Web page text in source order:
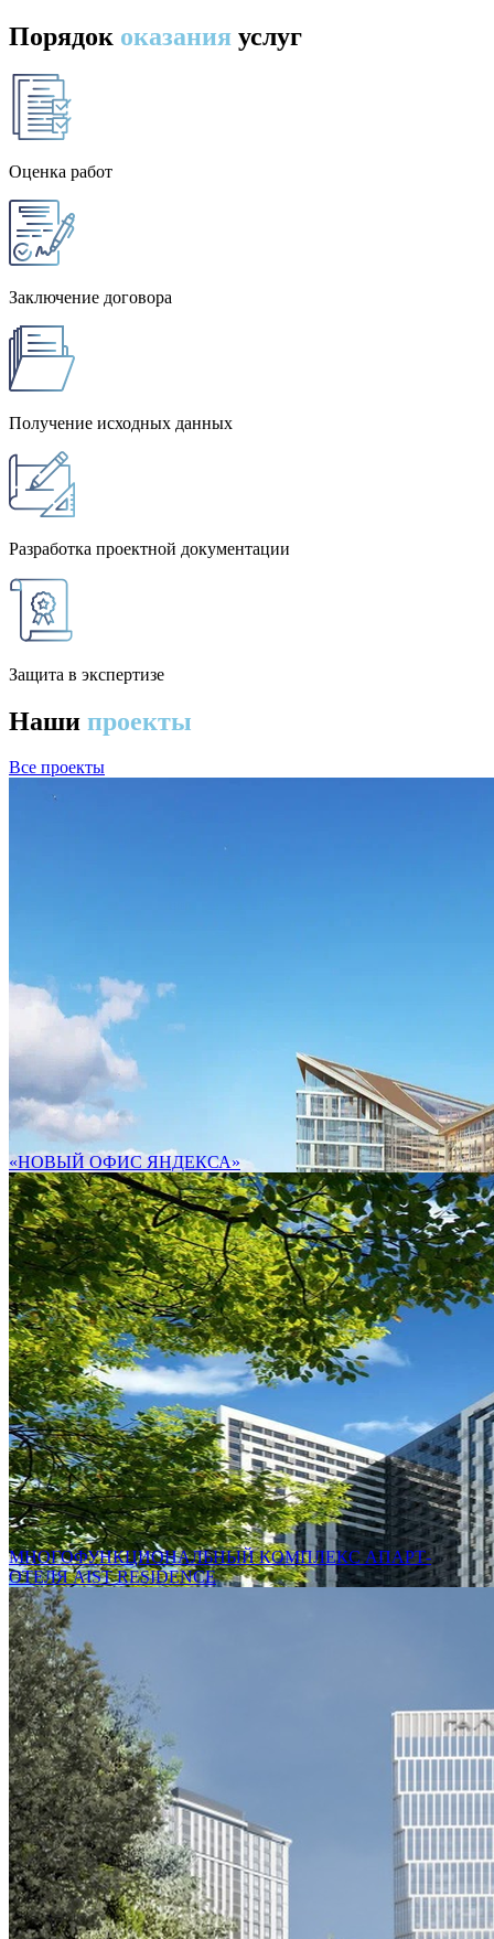
Порядок оказания услуг
Оценка работ
Заключение договора
Получение исходных данных
Разработка проектной документации
Защита в экспертизе
Наши проекты
Все проекты
«НОВЫЙ ОФИС ЯНДЕКСА»
МНОГОФУНКЦИОНАЛЬНЫЙ КОМПЛЕКС АПАРТ-
ОТЕЛЯ AIST RESIDENCE